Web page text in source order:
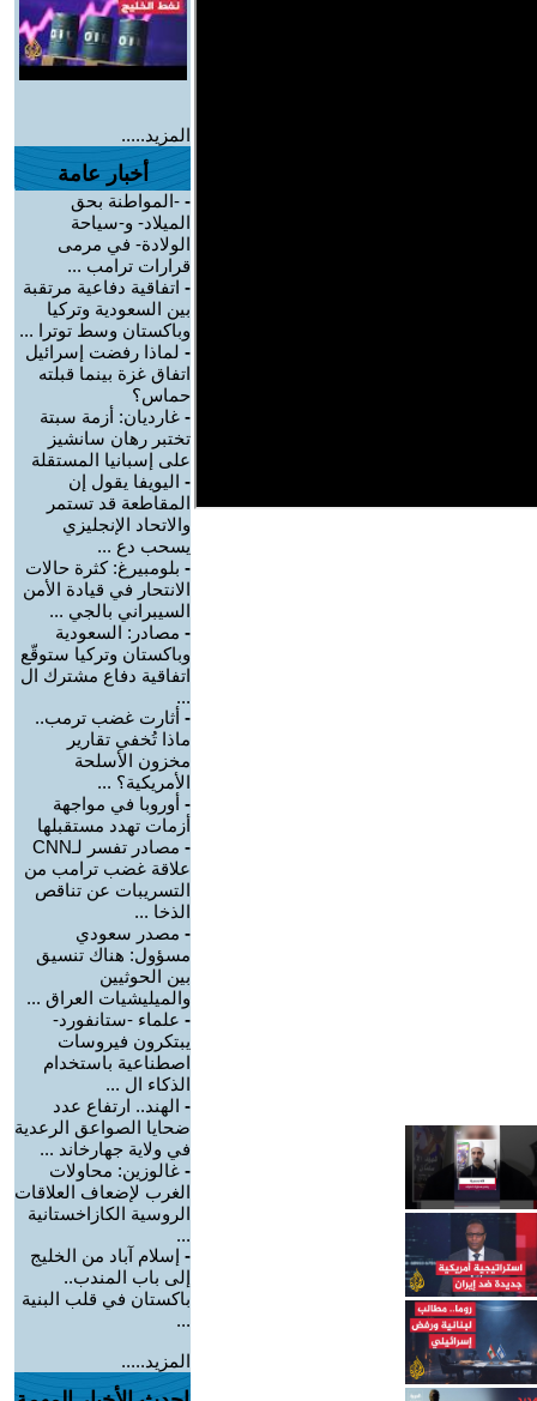
المزيد.....
أخبار عامة
- -المواطنة بحق
الميلاد- و-سياحة
الولادة- في مرمى
قرارات ترامب ...
- اتفاقية دفاعية مرتقبة
بين السعودية وتركيا
وباكستان وسط توترا ...
- لماذا رفضت إسرائيل
اتفاق غزة بينما قبلته
حماس؟
- غارديان: أزمة سبتة
تختبر رهان سانشيز
على إسبانيا المستقلة
- اليويفا يقول إن
المقاطعة قد تستمر
والاتحاد الإنجليزي
يسحب دع ...
- بلومبيرغ: كثرة حالات
الانتحار في قيادة الأمن
السيبراني بالجي ...
- مصادر: السعودية
وباكستان وتركيا ستوقّع
اتفاقية دفاع مشترك ال
...
- أثارت غضب ترمب..
ماذا تُخفي تقارير
مخزون الأسلحة
الأمريكية؟ ...
- أوروبا في مواجهة
أزمات تهدد مستقبلها
-
مصادر تفسر لـCNN
علاقة غضب ترامب من
التسريبات عن تناقص
الذخا ...
- مصدر سعودي
مسؤول: هناك تنسيق
بين الحوثيين
والميليشيات العراق ...
- علماء -ستانفورد-
يبتكرون فيروسات
اصطناعية باستخدام
الذكاء ال ...
- الهند.. ارتفاع عدد
ضحايا الصواعق الرعدية
في ولاية جهارخاند ...
- غالوزين: محاولات
الغرب لإضعاف العلاقات
الروسية الكازاخستانية
...
- إسلام آباد من الخليج
إلى باب المندب..
باكستان في قلب البنية
...
المزيد.....